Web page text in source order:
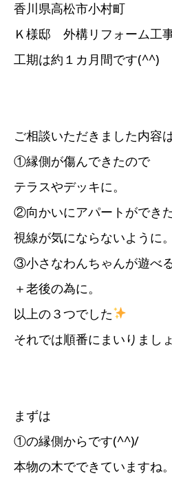
香川県高松市小村町
Ｋ様邸 外構リフォーム工
工期は約１カ月間です(^^)
ご相談いただきました内容
①縁側が傷んできたので
テラスやデッキに。
②向かいにアパートができ
視線が気にならないように。
③小さなわんちゃんが遊べる
＋老後の為に。
以上の３つでした
それでは順番にまいりまし
まずは
①の縁側からです(^^)/
本物の木でできていますね。